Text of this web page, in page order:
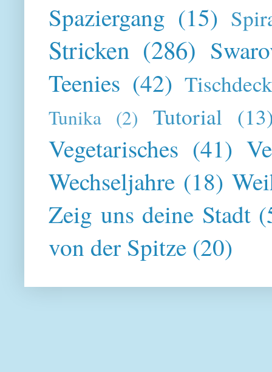
Spaziergang (15)
Stricken (286)
Teenies (42)
Tunika (2) Tutorial
Vegetarisches (41)
Wechseljahre (18)
Zeig uns deine Stadt
von der Spitze (20)